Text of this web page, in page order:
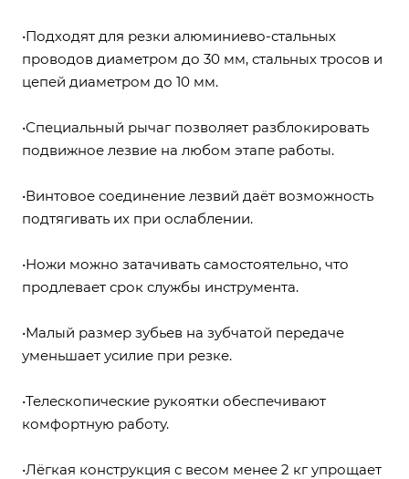
•Подходят для резки алюминиево-стальных
проводов диаметром до 30 мм, стальных тросов и
цепей диаметром до 10 мм.
•Специальный рычаг позволяет разблокировать
подвижное лезвие на любом этапе работы.
•Винтовое соединение лезвий даёт возможность
подтягивать их при ослаблении.
•Ножи можно затачивать самостоятельно, что
продлевает срок службы инструмента.
•Малый размер зубьев на зубчатой передаче
уменьшает усилие при резке.
•Телескопические рукоятки обеспечивают
комфортную работу.
•Лёгкая конструкция с весом менее 2 кг упрощает